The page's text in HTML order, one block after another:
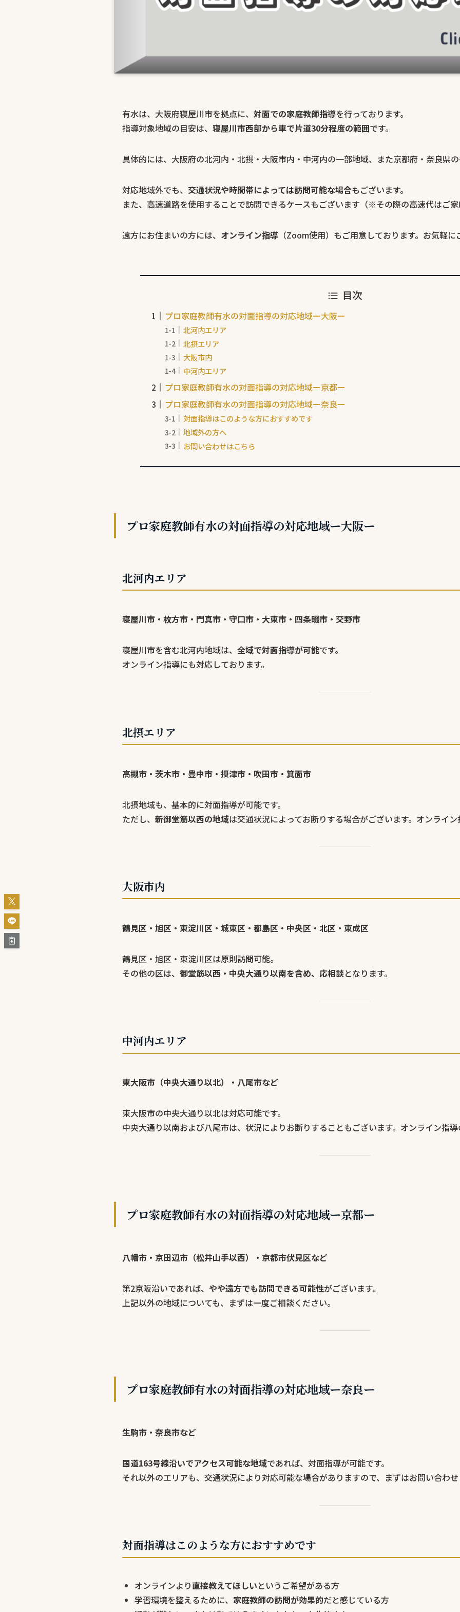
有水は、大阪府寝屋川市を拠点に、 対面での家庭教師指導を行っております。
指導対象地域の目安は、 寝屋川市西部から車で片道30分程度の範囲です。
具体的には、大阪府の北河内・北摂・大阪市内・中河内の一部地域、また京都府・奈良県の
対応地域外でも、 交通状況や時間帯によっては訪問可能な場合もございます。
また、高速道路を使用することで訪問できるケースもございます（※その際の高速代はご家
遠方にお住まいの方には、 オンライン指導 （Zoom使用）もご用意しております。お気軽に
目次
プロ家庭教師有水の対面指導の対応地域ー大阪ー
北河内エリア
北摂エリア
大阪市内
中河内エリア
プロ家庭教師有水の対面指導の対応地域ー京都ー
プロ家庭教師有水の対面指導の対応地域ー奈良ー
対面指導はこのような方におすすめです
地域外の方へ
お問い合わせはこちら
プロ家庭教師有水の対面指導の対応地域ー大阪ー
北河内エリア
寝屋川市・枚方市・門真市・守口市・大東市・四条畷市・交野市
寝屋川市を含む北河内地域は、 全域で対面指導が可能です。
オンライン指導にも対応しております。
北摂エリア
高槻市・茨木市・豊中市・摂津市・吹田市・箕面市
北摂地域も、基本的に対面指導が可能です。
ただし、 新御堂筋以西の地域は交通状況によってお断りする場合がございます。オンライン
大阪市内
鶴見区・旭区・東淀川区・城東区・都島区・中央区・北区・東成区
鶴見区・旭区・東淀川区は原則訪問可能。
その他の区は、 御堂筋以西・中央大通り以南を含め、応相談となります。
中河内エリア
東大阪市（中央大通り以北）・八尾市など
東大阪市の中央大通り以北は対応可能です。
中央大通り以南および八尾市は、状況によりお断りすることもございます。オンライン指導
プロ家庭教師有水の対面指導の対応地域ー京都ー
八幡市・京田辺市（松井山手以西）・京都市伏見区など
第2京阪沿いであれば、 やや遠方でも訪問できる可能性がございます。
上記以外の地域についても、まずは一度ご相談ください。
プロ家庭教師有水の対面指導の対応地域ー奈良ー
生駒市・奈良市など
国道163号線沿いでアクセス可能な地域であれば、対面指導が可能です。
それ以外のエリアも、交通状況により対応可能な場合がありますので、まずはお問い合わせ
対面指導はこのような方におすすめです
オンラインより直接教えてほしいというご希望がある方
学習環境を整えるために、 家庭教師の訪問が効果的だと感じている方